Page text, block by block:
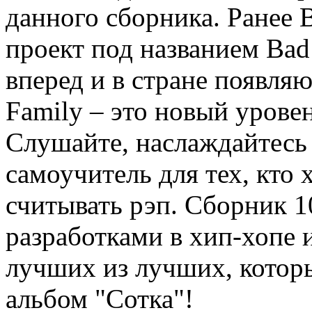
данного сборника. Ранее
проект под названием
вперед и в стране
Family – это новый
Слушайте,
самоучитель для тех, кто
считывать рэп. Сборник
разработками в хип-
лучших из лучших,
альбом "Сотка"!